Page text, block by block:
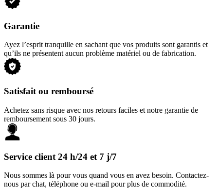
Garantie
Ayez l’esprit tranquille en sachant que vos produits sont garantis et
qu’ils ne présentent aucun problème matériel ou de fabrication.
Satisfait ou remboursé
Achetez sans risque avec nos retours faciles et notre garantie de
remboursement sous 30 jours.
Service client 24 h/24 et 7 j/7
Nous sommes là pour vous quand vous en avez besoin. Contactez-
nous par chat, téléphone ou e-mail pour plus de commodité.